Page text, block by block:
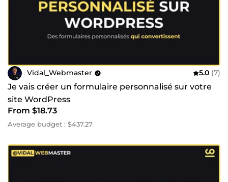
Vidal_Webmaster 5.0 (7)
Je vais créer un formulaire personnalisé sur votre
site WordPress
From $18.73
Average budget : $437.27